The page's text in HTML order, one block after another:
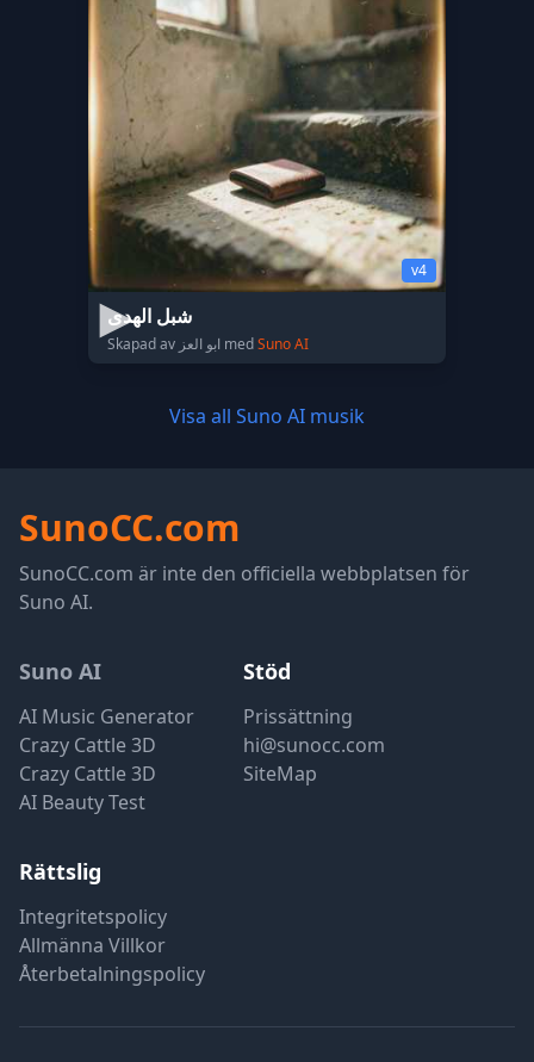
v4
شبل الهدى
Skapad av ابو العز medSuno AI
Visa all Suno AI musik
SunoCC.com
SunoCC.com är inte den officiella webbplatsen för
Suno AI.
Suno AI
AI Music Generator
Crazy Cattle 3D
Crazy Cattle 3D
AI Beauty Test
Stöd
Prissättning
hi@sunocc.com
SiteMap
Rättslig
Integritetspolicy
Allmänna Villkor
Återbetalningspolicy